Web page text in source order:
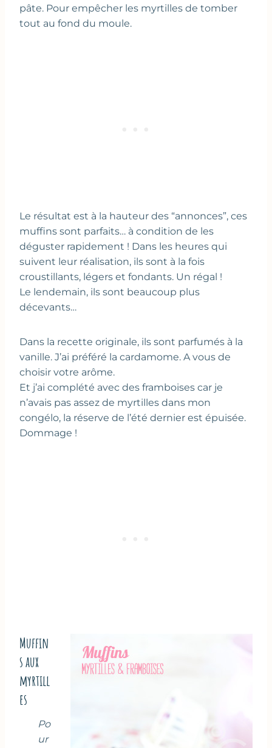
pâte. Pour empêcher les myrtilles de tomber
tout au fond du moule.
Le résultat est à la hauteur des “annonces”, ces
muffins sont parfaits… à condition de les
déguster rapidement ! Dans les heures qui
suivent leur réalisation, ils sont à la fois
croustillants, légers et fondants. Un régal !
Le lendemain, ils sont beaucoup plus
décevants…
Dans la recette originale, ils sont parfumés à la
vanille. J’ai préféré la cardamome. A vous de
choisir votre arôme.
Et j’ai complété avec des framboises car je
n’avais pas assez de myrtilles dans mon
congélo, la réserve de l’été dernier est épuisée.
Dommage !
Muffin
s aux
myrtill
es
Po
ur